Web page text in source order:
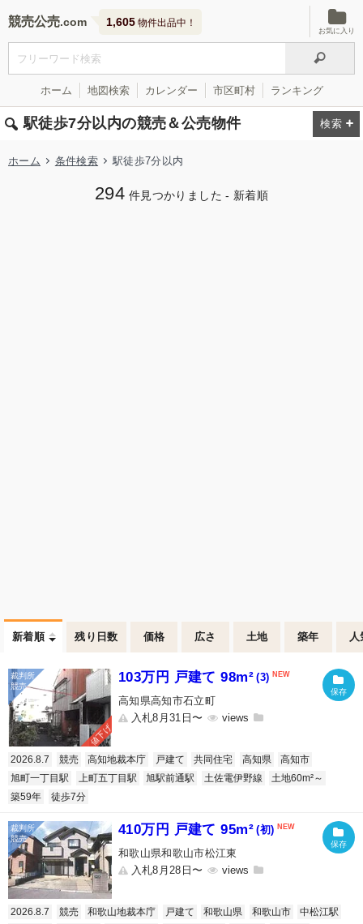
競売公売 1,605 物件出品中！
お気に入り
ホーム 地図検索 カレンダー 市区町村 ランキング
駅徒歩7分以内の競売＆公売物件
ホーム 条件検索 駅徒歩7分以内
294 件見つかりました - 新着順
新着順 残り日数 価格 広さ 土地 築年 人
値下げ
103万円 戸建て 98m² (3)
高知県高知市石立町
入札8月31日〜
2026.8.7 競売 高知地裁本庁 戸建て 共同住宅 高知県
高知市
旭町一丁目駅
上町五丁目駅 旭駅前通駅 土佐電伊野線
土地60m²～
築59年
徒歩7分
410万円 戸建て 95m² (初)
和歌山県和歌山市松江東
入札8月28日〜
2026.8.7 競売 和歌山地裁本庁 戸建て 和歌山県 和歌山市
中松江駅